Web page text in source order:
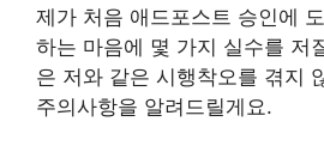
제가 처음 애드포스트 승인에
하는 마음에 몇 가지 실수를 저
은 저와 같은 시행착오를 겪지
주의사항을 알려드릴게요.